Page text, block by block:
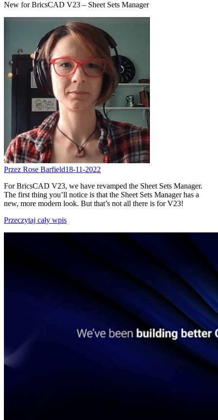
New for BricsCAD V23 – Sheet Sets Manager
Przez Rose Barfield18-11-2022
For BricsCAD V23, we have revamped the Sheet Sets Manager.
The first thing you’ll notice is that the Sheet Sets Manager has a
new, more modern look. But that’s not all there is for V23!
Przeczytaj cały wpis